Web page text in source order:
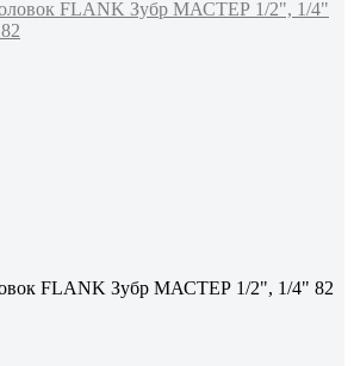
FLANK Зубр МАСТЕР 1/2", 1/4" 82